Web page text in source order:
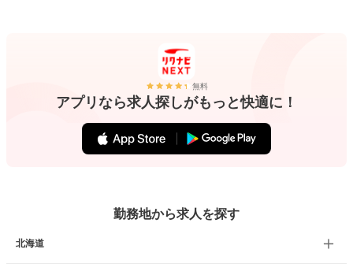
無料
アプリなら求人探しがもっと快適に！
勤務地から求人を探す
北海道